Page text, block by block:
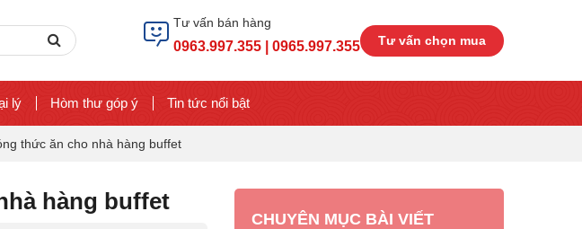
Search
Tư vấn bán hàng
0963.997.355 | 0965.997.355 Tư vấn chọn mua
lý Hòm thư góp ý Tin tức nổi bật
thức ăn cho nhà hàng buffet
hàng buffet
CHUYÊN MỤC BÀI VIẾT